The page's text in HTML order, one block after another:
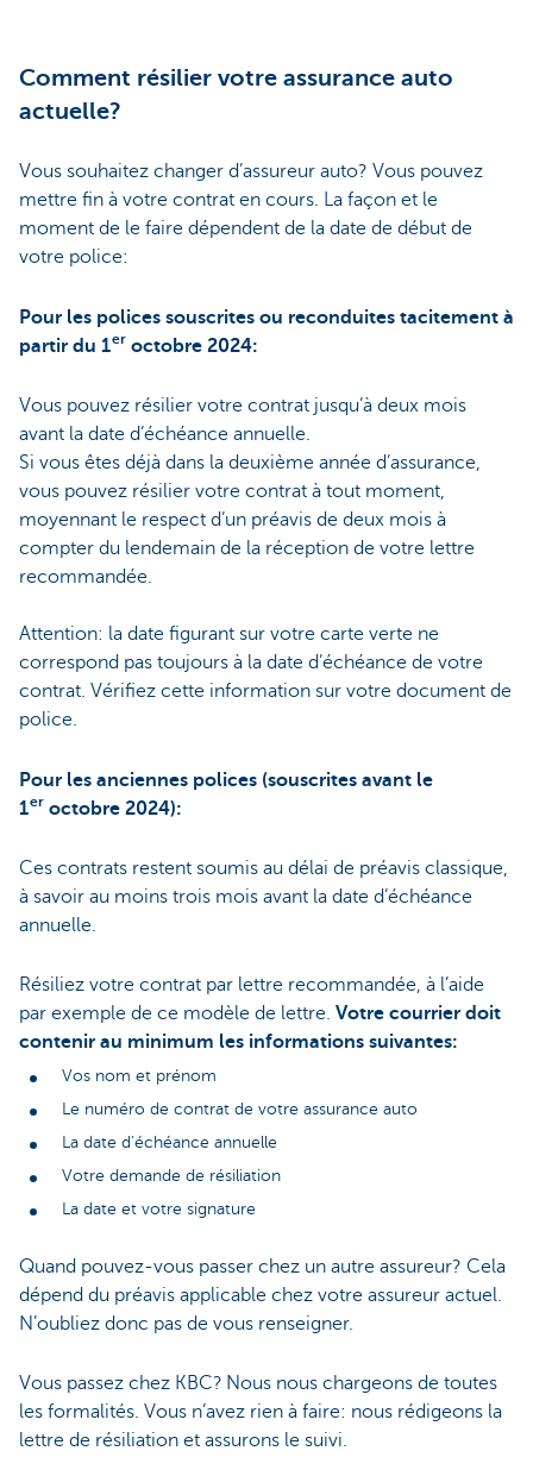
Comment résilier votre assurance auto
actuelle?
Vous souhaitez changer d’assureur auto? Vous pouvez
mettre fin à votre contrat en cours. La façon et le
moment de le faire dépendent de la date de début de
votre police:
Pour les polices souscrites ou reconduites tacitement à
partir du 1er octobre 2024:
Vous pouvez résilier votre contrat jusqu’à deux mois
avant la date d’échéance annuelle.
Si vous êtes déjà dans la deuxième année d’assurance,
vous pouvez résilier votre contrat à tout moment,
moyennant le respect d’un préavis de deux mois à
compter du lendemain de la réception de votre lettre
recommandée.
Attention: la date figurant sur votre carte verte ne
correspond pas toujours à la date d’échéance de votre
contrat. Vérifiez cette information sur votre document de
police.
Pour les anciennes polices (souscrites avant le
1er octobre 2024):
Ces contrats restent soumis au délai de préavis classique,
à savoir au moins trois mois avant la date d’échéance
annuelle.
Résiliez votre contrat par lettre recommandée, à l’aide
par exemple de ce modèle de lettre. Votre courrier doit
contenir au minimum les informations suivantes:
Vos nom et prénom
Le numéro de contrat de votre assurance auto
La date d’échéance annuelle
Votre demande de résiliation
La date et votre signature
Quand pouvez-vous passer chez un autre assureur? Cela
dépend du préavis applicable chez votre assureur actuel.
N’oubliez donc pas de vous renseigner.
Vous passez chez KBC? Nous nous chargeons de toutes
les formalités. Vous n’avez rien à faire: nous rédigeons la
lettre de résiliation et assurons le suivi.